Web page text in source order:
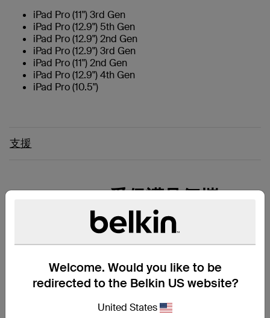
Welcome. Would you like to be
redirected to the Belkin US website?
United States
iPad Pro (11") 3rd Gen
iPad Pro (12.9") 5th Gen
iPad Pro (12.9") 2nd Gen
iPad Pro (12.9") 3rd Gen
iPad Pro (11") 2nd Gen
iPad Pro (12.9") 4th Gen
iPad Pro (10.5")
支援
受保護且便攜
Apple Pencil 保護套 + 支架為您
的 Apple Pencil 和 Apple Pencil
Pencil，同時將其配件安全地存放
在指定的儲物隔層中。 它小巧簡
約，還可用作保護支架，讓你在辦
公室或外出時都能輕鬆拿取 Apple
Pencil。